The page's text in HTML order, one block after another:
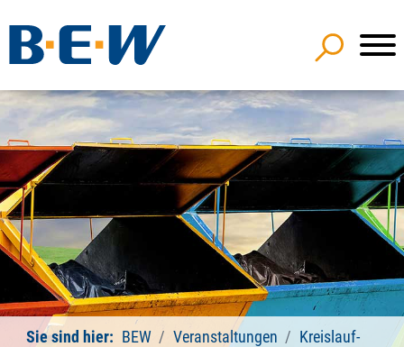
Sie sind hier: BEW Veranstaltungen
Kreislauf-